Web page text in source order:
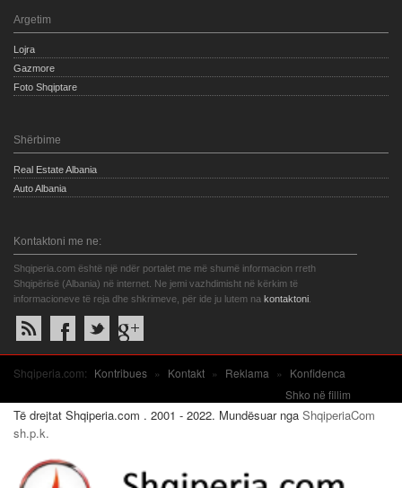
Argetim
Lojra
Gazmore
Foto Shqiptare
Shërbime
Real Estate Albania
Auto Albania
Kontaktoni me ne:
Shqiperia.com është një ndër portalet me më shumë informacion rreth
Shqipërisë (Albania) në internet. Ne jemi vazhdimisht në kërkim të
informacioneve të reja dhe shkrimeve, për ide ju lutem na kontaktoni
Shqiperia.com: Kontribues » Kontakt » Reklama »
Konfidenca
Shko në fillim
Të drejtat Shqiperia.com . 2001 - 2022. Mundësuar nga ShqiperiaCom
sh.p.k.